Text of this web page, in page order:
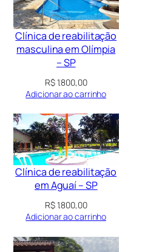
Clínica de reabilitação
masculina em Olímpia
– SP
R$1.800,00
Adicionar ao carrinho
Clínica de reabilitação
em Aguaí – SP
R$1.800,00
Adicionar ao carrinho